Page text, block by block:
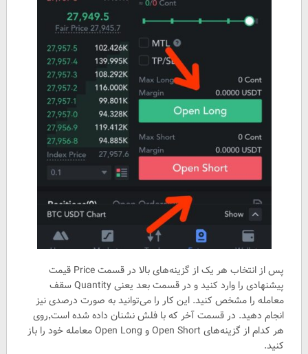
پس از انتخاب هر یک از گزینه‌های بالا در قسمت Price قیمت
پیشنهادی را وارد کنید و در قسمت بعد یعنی Quantity سقف
معامله را مشخص کنید. این کار را می‌توانید به صورت درصدی نیز
انجام دهید. در قسمت آخر که با فلش نشنان داده شده است٬‌روی
هر کدام از گزینه‌های Open Short و Open Long معامله خود را باز
کنید.